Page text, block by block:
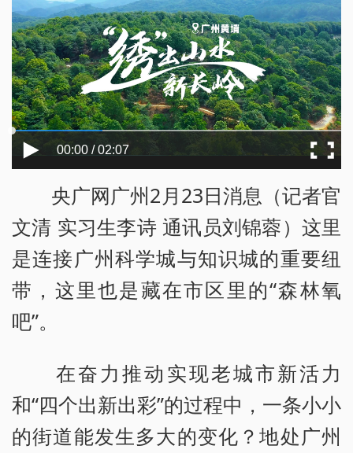
00:00 / 02:07
央广网广州2月23日消息（记者官
文清 实习生李诗 通讯员刘锦蓉）这里
是连接广州科学城与知识城的重要纽
带，这里也是藏在市区里的“森林氧
吧”。
在奋力推动实现老城市新活力
和“四个出新出彩”的过程中，一条小小
的街道能发生多大的变化？地处广州